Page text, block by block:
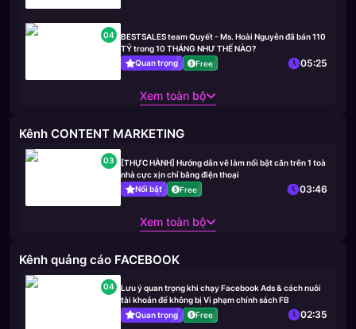
04
BESTSALES team Quyết - Ms. Hoài Nguyễn đã bán 110
TỶ trong 10 THÁNG NHƯ THẾ NÀO?
Quan trọng
Free 05:25
Xem toàn bộ
Kênh CONTENT MARKETING
03
[THỰC HÀNH] Hướng dẫn vẽ làm nổi bật căn trên 1 toà
nhà cực xịn chỉ bằng điện thoại
Nổi bật
Free 03:46
Xem toàn bộ
Kênh quảng cáo FACEBOOK
04
Lưu ý quan trọng khi chạy Facebook Ads & cách nuôi
tài khoản để không bị Vi phạm chính sách FB
Quan trọng
Free 02:35